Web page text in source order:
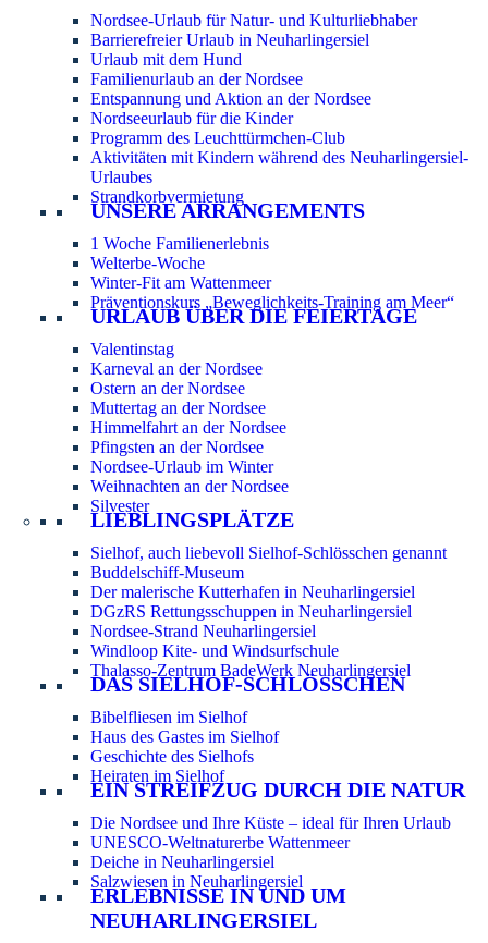
Nordsee-Urlaub für Natur- und Kulturliebhaber
Barrierefreier Urlaub in Neuharlingersiel
Urlaub mit dem Hund
Familienurlaub an der Nordsee
Entspannung und Aktion an der Nordsee
Nordseeurlaub für die Kinder
Programm des Leuchttürmchen-Club
Aktivitäten mit Kindern während des Neuharlingersiel-
Urlaubes
Strandkorbvermietung
UNSERE ARRANGEMENTS
1 Woche Familienerlebnis
Welterbe-Woche
Winter-Fit am Wattenmeer
Präventionskurs „Beweglichkeits-Training am Meer“
URLAUB ÜBER DIE FEIERTAGE
Valentinstag
Karneval an der Nordsee
Ostern an der Nordsee
Muttertag an der Nordsee
Himmelfahrt an der Nordsee
Pfingsten an der Nordsee
Nordsee-Urlaub im Winter
Weihnachten an der Nordsee
Silvester
LIEBLINGSPLÄTZE
Sielhof, auch liebevoll Sielhof-Schlösschen genannt
Buddelschiff-Museum
Der malerische Kutterhafen in Neuharlingersiel
DGzRS Rettungsschuppen in Neuharlingersiel
Nordsee-Strand Neuharlingersiel
Windloop Kite- und Windsurfschule
Thalasso-Zentrum BadeWerk Neuharlingersiel
DAS SIELHOF-SCHLÖSSCHEN
Bibelfliesen im Sielhof
Haus des Gastes im Sielhof
Geschichte des Sielhofs
Heiraten im Sielhof
EIN STREIFZUG DURCH DIE NATUR
Die Nordsee und Ihre Küste – ideal für Ihren Urlaub
UNESCO-Weltnaturerbe Wattenmeer
Deiche in Neuharlingersiel
Salzwiesen in Neuharlingersiel
ERLEBNISSE IN UND UM
NEUHARLINGERSIEL